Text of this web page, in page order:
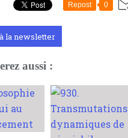
Repost 0
la newsletter
aussi :